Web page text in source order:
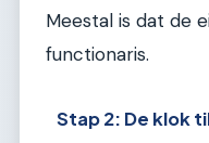
Meestal is dat de
functionaris.
Stap 2: De klok